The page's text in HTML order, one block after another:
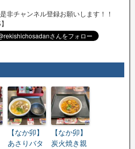
非チャンネル登録お願いします！！
【なか卯】
あさりバタ
【なか卯】
炭火焼き親